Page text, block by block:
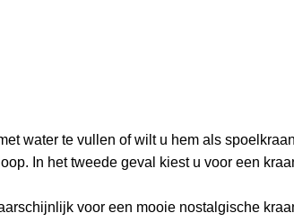
water te vullen of wilt u hem als
In het tweede geval kiest u voor een
voor een mooie nostalgische